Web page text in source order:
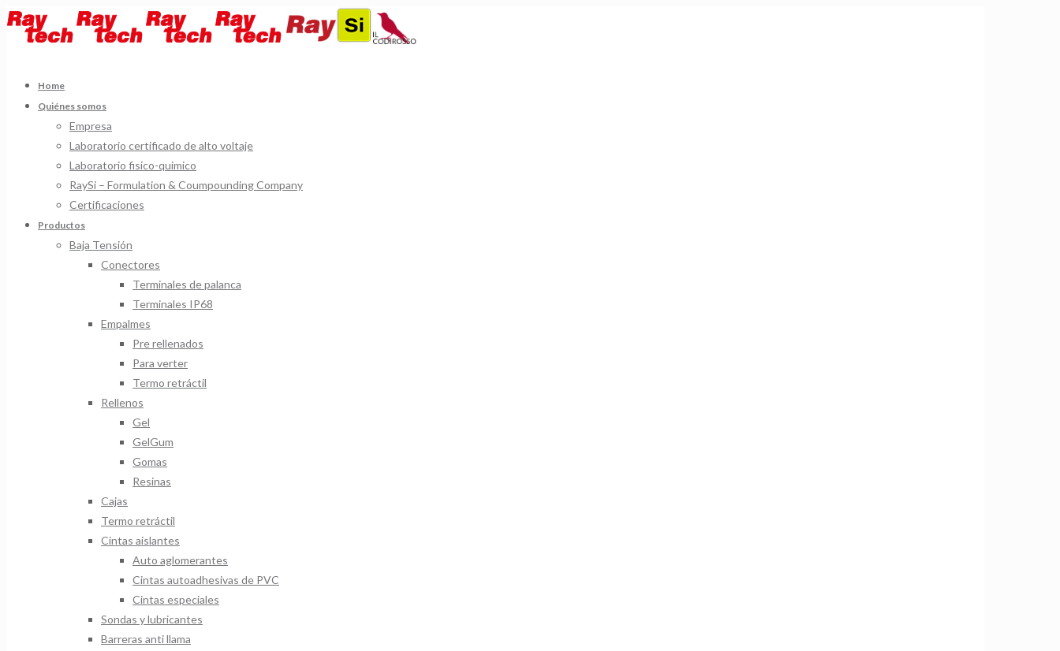
Home
Quiénes somos
Empresa
Laboratorio certificado de alto voltaje
Laboratorio fisico-quimico
RaySi – Formulation & Coumpounding Company
Certificaciones
Productos
Baja Tensión
Conectores
Terminales de palanca
Terminales IP68
Empalmes
Pre rellenados
Para verter
Termo retráctil
Rellenos
Gel
GelGum
Gomas
Resinas
Cajas
Termo retráctil
Cintas aislantes
Auto aglomerantes
Cintas autoadhesivas de PVC
Cintas especiales
Sondas y lubricantes
Barreras anti llama